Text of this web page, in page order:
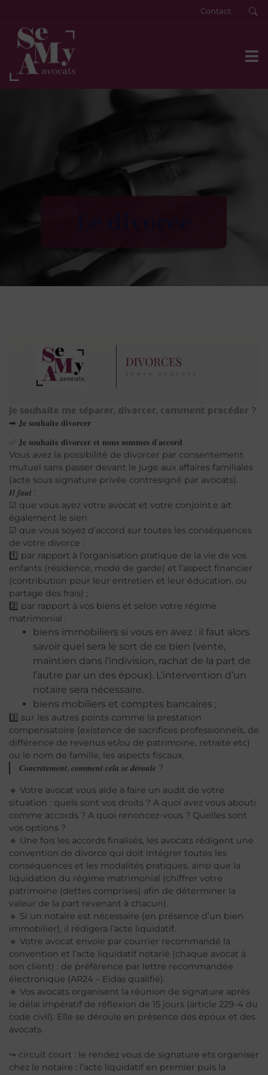
Contact
SONIA KOUTCHOUK 2024
𝕁𝕖 𝕤𝕠𝕦𝕙𝕒𝕚𝕥𝕖 𝕞𝕖 𝕤𝕖́𝕡𝕒𝕣𝕖𝕣, 𝕕𝕚𝕧𝕠𝕣𝕔𝕖𝕣, 𝕔𝕠𝕞𝕞𝕖𝕟𝕥 𝕡𝕣𝕠𝕔𝕖́𝕕𝕖𝕣 ?
➡ 𝐉𝐞 𝐬𝐨𝐮𝐡𝐚𝐢𝐭𝐞 𝐝𝐢𝐯𝐨𝐫𝐜𝐞𝐫
✅ 𝐉𝐞 𝐬𝐨𝐮𝐡𝐚𝐢𝐭𝐞 𝐝𝐢𝐯𝐨𝐫𝐜𝐞𝐫 𝐞𝐭 𝐧𝐨𝐮𝐬 𝐬𝐨𝐦𝐦𝐞𝐬 𝐝’𝐚𝐜𝐜𝐨𝐫𝐝
Vous avez la possibilité de divorcer par consentement
mutuel sans passer devant le juge aux affaires familiales
(acte sous signature privée contresigné par avocats).
𝑰𝒍 𝒇𝒂𝒖𝒕 :
☑ que vous ayez votre avocat et votre conjoint.e ait
également le sien
☑ que vous soyez d’accord sur toutes les conséquences
de votre divorce :
1️⃣ par rapport à l’organisation pratique de la vie de vos
enfants (résidence, mode de garde) et l’aspect financier
(contribution pour leur entretien et leur éducation, ou
partage des frais) ;
2️⃣ par rapport à vos biens et selon votre régime
matrimonial :
biens immobiliers si vous en avez : il faut alors
savoir quel sera le sort de ce bien (vente,
maintien dans l’indivision, rachat de la part de
l’autre par un des époux). L’intervention d’un
notaire sera nécessaire.
biens mobiliers et comptes bancaires ;
3️⃣ sur les autres points comme la prestation
compensatoire (existence de sacrifices professionnels, de
différence de revenus et/ou de patrimoine, retraite etc)
ou le nom de famille, les aspects fiscaux.
𝑪𝒐𝒏𝒄𝒓𝒆̀𝒕𝒆𝒎𝒆𝒏𝒕, 𝒄𝒐𝒎𝒎𝒆𝒏𝒕 𝒄𝒆𝒍𝒂 𝒔𝒆 𝒅𝒆́𝒓𝒐𝒖𝒍𝒆 ?
🔹 Votre avocat vous aide à faire un audit de votre
situation : quels sont vos droits ? A quoi avez vous abouti
comme accords ? A quoi renoncez-vous ? Quelles sont
vos options ?
🔹 Une fois les accords finalisés, les avocats rédigent une
convention de divorce qui doit intégrer toutes les
conséquences et les modalités pratiques, ainsi que la
liquidation du régime matrimonial (chiffrer votre
patrimoine (dettes comprises) afin de déterminer la
valeur de la part revenant à chacun).
🔹 Si un notaire est nécessaire (en présence d’un bien
immobilier), il rédigera l’acte liquidatif.
🔹 Votre avocat envoie par courrier recommandé la
convention et l’acte liquidatif notarié (chaque avocat à
son client) : de préférence par lettre recommandée
électronique (AR24 – Eidas qualifié).
🔹 Vos avocats organisent la réunion de signature après
le délai impératif de réflexion de 15 jours (article 229-4 du
code civil). Elle se déroule en présence des époux et des
avocats.
↪ circuit court : le rendez vous de signature ets organiser
chez le notaire : l’acte liquidatif en premier puis la